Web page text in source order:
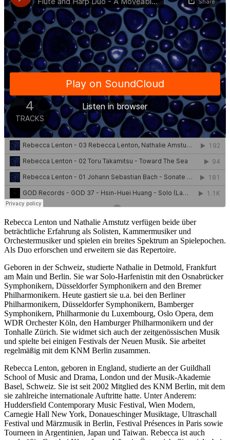
Rebecca Lenton und Nathalie Amstutz verfügen beide über
beträchtliche Erfahrung als Solisten, Kammermusiker und
Orchestermusiker und spielen ein breites Spektrum an Spielepochen.
Als Duo erforschen und erweitern sie das Repertoire.
Geboren in der Schweiz, studierte Nathalie in Detmold, Frankfurt
am Main und Berlin. Sie war Solo-Harfenistin mit den Osnabrücker
Symphonikern, Düsseldorfer Symphonikern and den Bremer
Philharmonikern. Heute gastiert sie u.a. bei den Berliner
Philharmonikern, Düsseldorfer Symphonikern, Bamberger
Symphonikern, Philharmonie du Luxembourg, Oslo Opera, dem
WDR Orchester Köln, den Hamburger Philharmonikern und der
Tonhalle Zürich. Sie widmet sich auch der zeitgenössischen Musik
und spielte bei einigen Festivals der Neuen Musik. Sie arbeitet
regelmäßig mit dem KNM Berlin zusammen.
Rebecca Lenton, geboren in England, studierte an der Guildhall
School of Music and Drama, London und der Musik-Akademie
Basel, Schweiz. Sie ist seit 2002 Mitglied des KNM Berlin, mit dem
sie zahlreiche internationale Auftritte hatte. Unter Anderem:
Huddersfield Contemporary Music Festival, Wien Modern,
Carnegie Hall New York, Donaueschinger Musiktage, Ultraschall
Festival und Märzmusik in Berlin, Festival Présences in Paris sowie
Tourneen in Argentinien, Japan und Taiwan. Rebecca ist auch